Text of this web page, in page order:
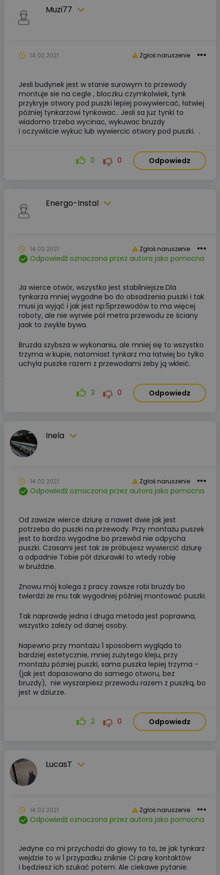
Muzi77
Zgłoś naruszenie
14.02.2021
Jesli budynek jest w stanie surowym to przewody
montuje sie na cegle , bloczku czymkolwiek, tynk
przykryje otwory pod puszki lepiej powywiercać, łatwiej
póżniej tynkarzowi tynkowac.. Jesli sa juz tynki to
wiadomo trzeba wycinac, wykuwac bruzdy
i oczywiście wykuc lub wywiercic otwory pod puszki. .
0 0 Odpowiedz
Energo-Instal
Zgłoś naruszenie
14.02.2021
Odpowiedź oznaczona przez autora jako pomocna
Ja wierce otwór, wszystko jest stabilniejsze.Dla
tynkarza mniej wygodne bo do obsadzenia puszki i tak
musi ja wyjąć i jak jest np:5przewodów to ma więcej
roboty, ale nie wyrwie pół metra przewodu ze ściany
jaak to zwykle bywa.
Bruzda szybsza w wykonaniu, ale mniej się to wszystko
trzyma w kupie, natomiast tynkarz ma łatwiej bo tylko
uchyla puszke razem z przewodami żeby ją wkleić.
3 0 Odpowiedz
Inela
Zgłoś naruszenie
14.02.2021
Odpowiedź oznaczona przez autora jako pomocna
Od zawsze wierce dziurę a nawet dwie jak jest
potrzeba do puszki na przewody. Przy montażu puszek
jest to bardzo wygodne bo przewód nie odpycha
puszki. Czasami jest tak że próbujesz wywiercić dziurę
a odpadnie Tobie pół dziurawki to wtedy robię
w bruździe.
Znowu mój kolega z pracy zawsze robi bruzdy bo
twierdzi że mu tak wygodniej później montować puszki.
Tak naprawdę jedna i druga metoda jest poprawna,
wszystko zależy od danej osoby.
Napewno przy montażu 1 sposobem wygląda to
bardziej estetycznie, mniej zużytego kleju, przy
montażu póżniej puszki, sama puszka lepiej trzyma -
(jak jest dopasowana do samego otworu, bez
bruzdy), nie wyszarpiesz przewodu razem z puszką, bo
jest w dziurze.
2 0 Odpowiedz
LucasT
Zgłoś naruszenie
14.02.2021
Odpowiedź oznaczona przez autora jako pomocna
Jedyne co mi przychodzi do głowy to to, że jak tynkarz
wejdzie to w 1 przypadku zniknie Ci parę kontaktów
i będziesz ich szukać potem. Ale ciekawe pytanie.